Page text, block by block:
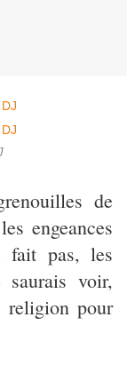
de
engeances
fait pas, les
voir,
religion pour